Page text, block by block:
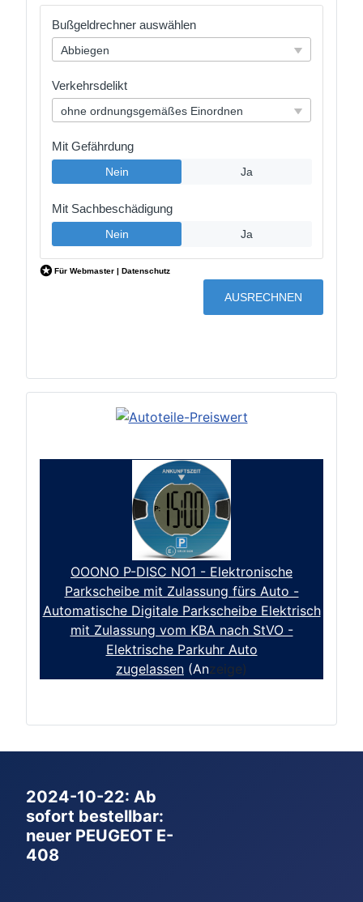
OOONO P-DISC NO1 - Elektronische
Parkscheibe mit Zulassung fürs Auto -
Automatische Digitale Parkscheibe Elektrisch
mit Zulassung vom KBA nach StVO -
Elektrische Parkuhr Auto
zugelassen (Anzeige)
2024-10-22: Ab
sofort bestellbar:
neuer PEUGEOT E-
408